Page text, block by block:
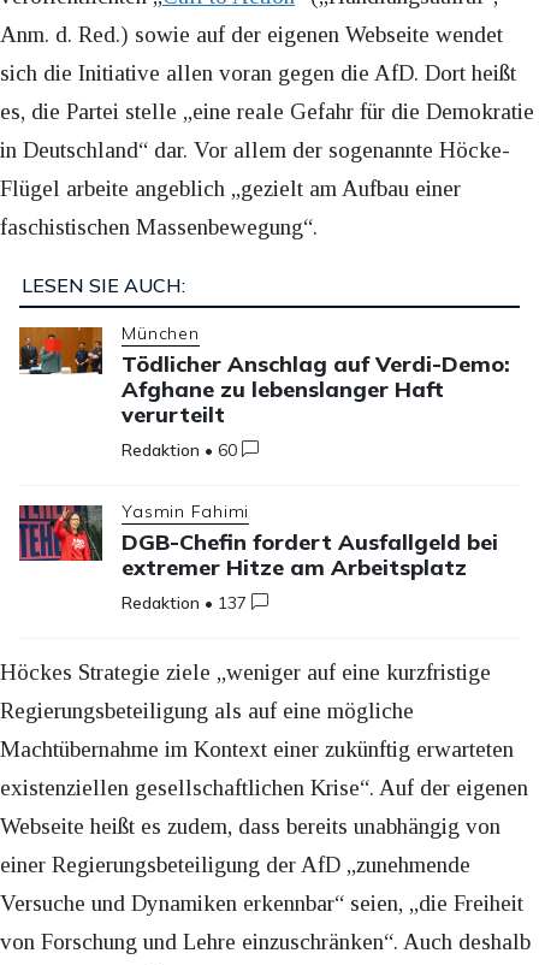
Anm. d. Red.) sowie auf der eigenen Webseite wendet
sich die Initiative allen voran gegen die AfD. Dort heißt
es, die Partei stelle „eine reale Gefahr für die Demokratie
in Deutschland“ dar. Vor allem der sogenannte Höcke-
Flügel arbeite angeblich „gezielt am Aufbau einer
faschistischen Massenbewegung“.
LESEN SIE AUCH:
München
Tödlicher Anschlag auf Verdi-Demo:
Afghane zu lebenslanger Haft
verurteilt
Redaktion •60
Yasmin Fahimi
DGB-Chefin fordert Ausfallgeld bei
extremer Hitze am Arbeitsplatz
Redaktion • 137
Höckes Strategie ziele „weniger auf eine kurzfristige
Regierungsbeteiligung als auf eine mögliche
Machtübernahme im Kontext einer zukünftig erwarteten
existenziellen gesellschaftlichen Krise“. Auf der eigenen
Webseite heißt es zudem, dass bereits unabhängig von
einer Regierungsbeteiligung der AfD „zunehmende
Versuche und Dynamiken erkennbar“ seien, „die Freiheit
von Forschung und Lehre einzuschränken“. Auch deshalb